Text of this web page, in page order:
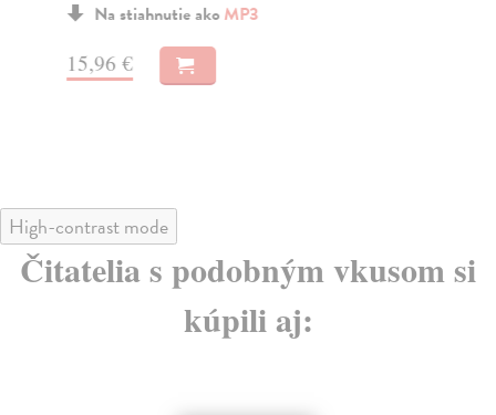
Na stiahnutie ako MP3
15,96 €
High-contrast mode
Čitatelia s podobným vkusom si
kúpili aj: